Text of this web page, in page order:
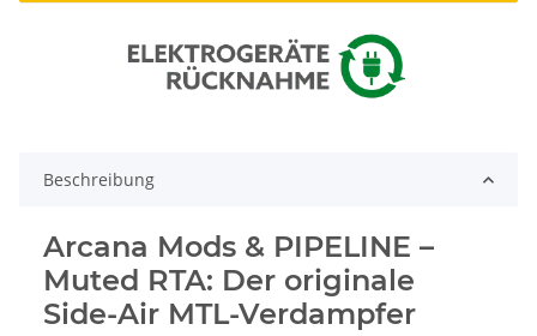
Beschreibung
Arcana Mods & PIPELINE –
Muted RTA: Der originale
Side-Air MTL-Verdampfer